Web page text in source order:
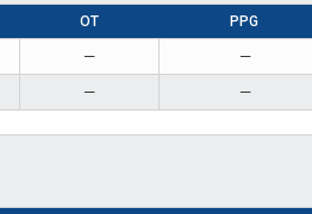
OT PPG
— —
— —